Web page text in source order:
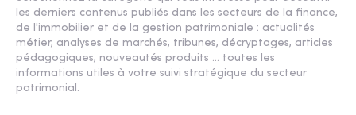
les derniers contenus publiés dans les secteurs de la finance,
de l'immobilier et de la gestion patrimoniale : actualités
métier, analyses de marchés, tribunes, décryptages, articles
pédagogiques, nouveautés produits ... toutes les
informations utiles à votre suivi stratégique du secteur
patrimonial.